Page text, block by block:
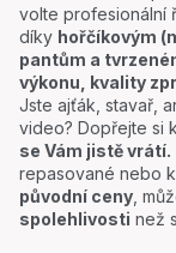
volte profesionální
díky hořčíkovým
pantům a
výkonu, kvality
Jste ajťák, stavař,
video? Dopřejte si
se Vám jistě vrátí.
repasované nebo
původní ceny,
spolehlivosti než